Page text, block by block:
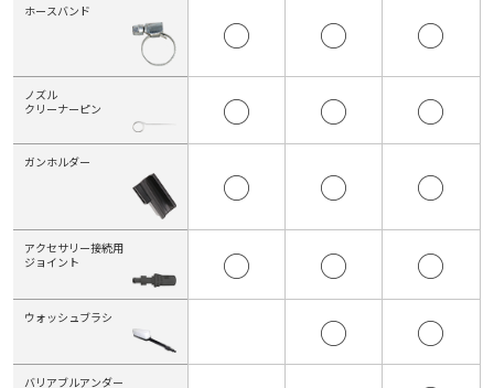
ホースバンド
◯ ◯ ◯
ノズル
クリーナーピン
◯ ◯ ◯
ガンホルダー
◯ ◯ ◯
アクセサリー接続用
ジョイント
◯ ◯ ◯
ウォッシュブラシ ◯ ◯
バリアブルアンダー